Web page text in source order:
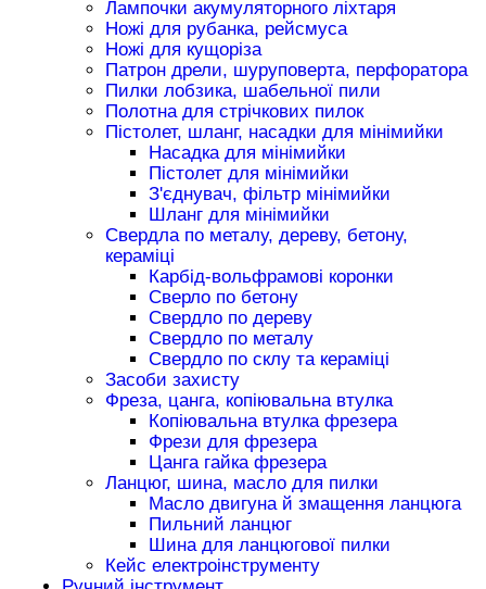
Лампочки акумуляторного ліхтаря
Ножі для рубанка, рейсмуса
Ножі для кущоріза
Патрон дрели, шуруповерта, перфоратора
Пилки лобзика, шабельної пили
Полотна для стрічкових пилок
Пістолет, шланг, насадки для мінімийки
Насадка для мінімийки
Пістолет для мінімийки
З'єднувач, фільтр мінімийки
Шланг для мінімийки
Свердла по металу, дереву, бетону,
кераміці
Карбід-вольфрамові коронки
Сверло по бетону
Свердло по дереву
Свердло по металу
Свердло по склу та кераміці
Засоби захисту
Фреза, цанга, копіювальна втулка
Копіювальна втулка фрезера
Фрези для фрезера
Цанга гайка фрезера
Ланцюг, шина, масло для пилки
Масло двигуна й змащення ланцюга
Пильний ланцюг
Шина для ланцюгової пилки
Кейс електроінструменту